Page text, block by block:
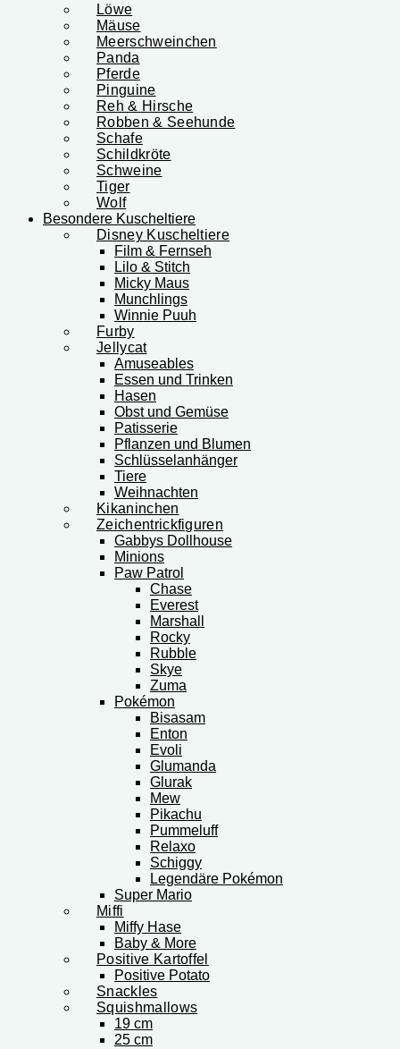
Löwe
Mäuse
Meerschweinchen
Panda
Pferde
Pinguine
Reh & Hirsche
Robben & Seehunde
Schafe
Schildkröte
Schweine
Tiger
Wolf
Besondere Kuscheltiere
Disney Kuscheltiere
Film & Fernseh
Lilo & Stitch
Micky Maus
Munchlings
Winnie Puuh
Furby
Jellycat
Amuseables
Essen und Trinken
Hasen
Obst und Gemüse
Patisserie
Pflanzen und Blumen
Schlüsselanhänger
Tiere
Weihnachten
Kikaninchen
Zeichentrickfiguren
Gabbys Dollhouse
Minions
Paw Patrol
Chase
Everest
Marshall
Rocky
Rubble
Skye
Zuma
Pokémon
Bisasam
Enton
Evoli
Glumanda
Glurak
Mew
Pikachu
Pummeluff
Relaxo
Schiggy
Legendäre Pokémon
Super Mario
Miffi
Miffy Hase
Baby & More
Positive Kartoffel
Positive Potato
Snackles
Squishmallows
19 cm
25 cm